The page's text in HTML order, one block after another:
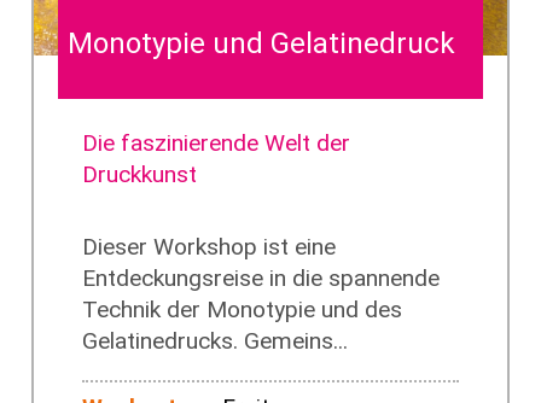
Monotypie und Gelatinedruck
Die faszinierende Welt der
Druckkunst
Dieser Workshop ist eine
Entdeckungsreise in die spannende
Technik der Monotypie und des
Gelatinedrucks. Gemeins...